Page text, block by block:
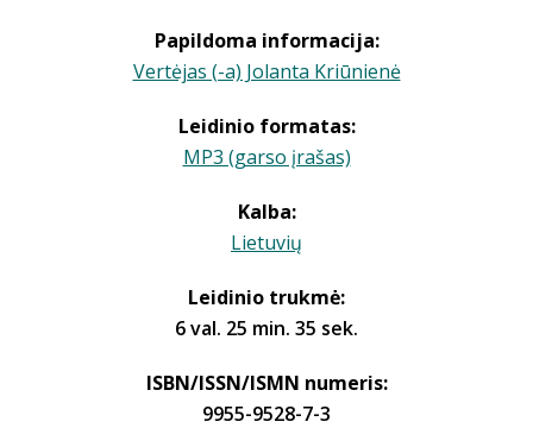
Papildoma informacija:
Vertėjas (-a) Jolanta Kriūnienė
Leidinio formatas:
MP3 (garso įrašas)
Kalba:
Lietuvių
Leidinio trukmė:
6 val. 25 min. 35 sek.
ISBN/ISSN/ISMN numeris:
9955-9528-7-3